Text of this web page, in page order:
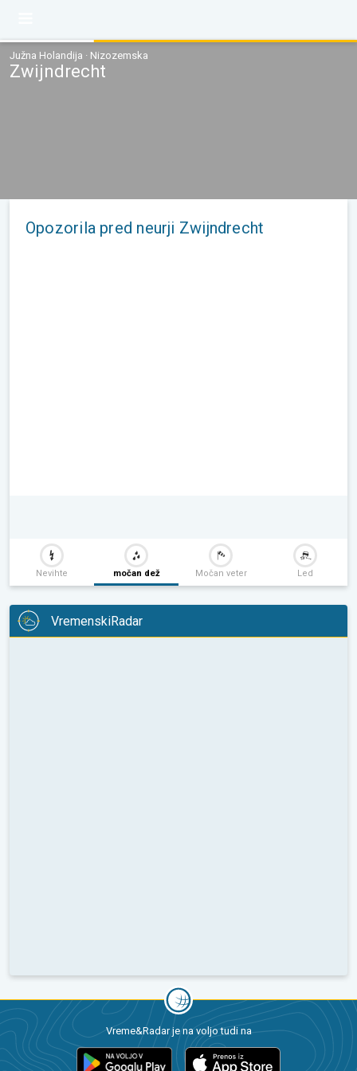
Južna Holandija · Nizozemska
Zwijndrecht
Opozorila pred neurji Zwijndrecht
Nevihte močan dež Močan veter Led
VremenskiRadar
Vreme&Radar je na voljo tudi na